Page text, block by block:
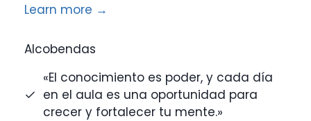
Learn more →
Alcobendas
«El conocimiento es poder, y cada día
en el aula es una oportunidad para
crecer y fortalecer tu mente.»